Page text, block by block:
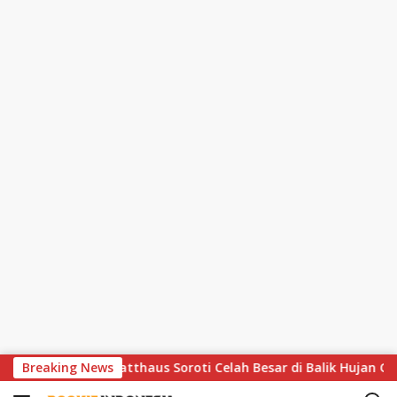
k
Breaking News
Lothar Matthaus Soroti Celah Besar di Balik Hujan Gol